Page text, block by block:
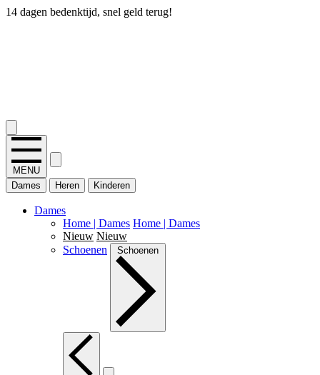
14 dagen bedenktijd, snel geld terug!
MENU
Dames
Heren Kinderen
Dames
Home | Dames Home | Dames
Nieuw Nieuw
Schoenen
Schoenen